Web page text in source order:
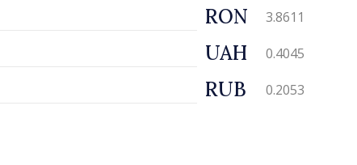
RON 3.8611
UAH 0.4045
RUB 0.2053